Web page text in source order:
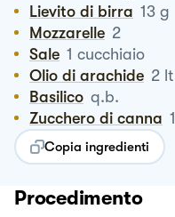
Lievito di birra 13 g
Mozzarelle 2
Sale 1 cucchiaio
Olio di arachide 2 lt
Basilico q.b.
Zucchero di canna 1
Copia ingredienti
Procedimento